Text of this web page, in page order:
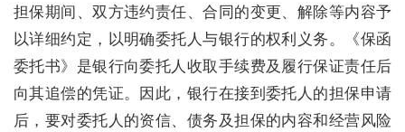
担保期间、双方违约责任、合同的变更、解除等内容予
以详细约定，以明确委托人与银行的权利义务。《保函
委托书》是银行向委托人收取手续费及履行保证责任后
向其追偿的凭证。因此，银行在接到委托人的担保申请
后，要对委托人的资信、债务及担保的内容和经营风险